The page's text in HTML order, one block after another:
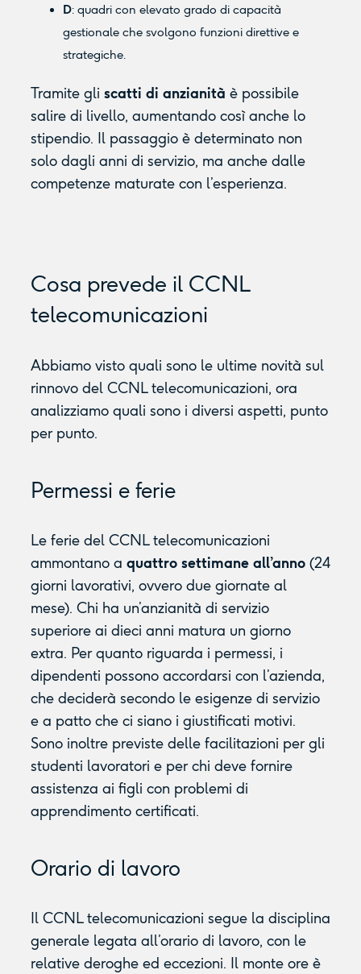
D: quadri con elevato grado di capacità
gestionale che svolgono funzioni direttive e
strategiche.
Tramite gli scatti di anzianità è possibile
salire di livello, aumentando così anche lo
stipendio. Il passaggio è determinato non
solo dagli anni di servizio, ma anche dalle
competenze maturate con l’esperienza.
Cosa prevede il CCNL
telecomunicazioni
Abbiamo visto quali sono le ultime novità sul
rinnovo del CCNL telecomunicazioni, ora
analizziamo quali sono i diversi aspetti, punto
per punto.
Permessi e ferie
Le ferie del CCNL telecomunicazioni
ammontano a quattro settimane all’anno(24
giorni lavorativi, ovvero due giornate al
mese). Chi ha un’anzianità di servizio
superiore ai dieci anni matura un giorno
extra. Per quanto riguarda i permessi, i
dipendenti possono accordarsi con l’azienda,
che deciderà secondo le esigenze di servizio
e a patto che ci siano i giustificati motivi.
Sono inoltre previste delle facilitazioni per gli
studenti lavoratori e per chi deve fornire
assistenza ai figli con problemi di
apprendimento certificati.
Orario di lavoro
Il CCNL telecomunicazioni segue la disciplina
generale legata all’orario di lavoro, con le
relative deroghe ed eccezioni. Il monte ore è